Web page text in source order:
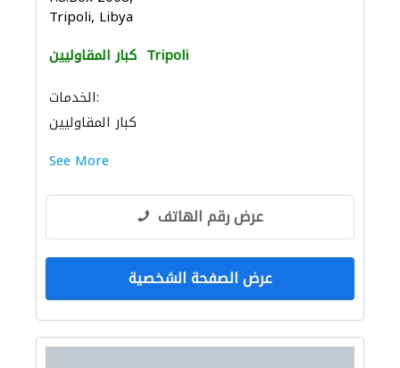
Tripoli, Libya
كبار المقاوليين Tripoli
الخدمات:
كبار المقاوليين
See More
عرض رقم الهاتف
عرض الصفحة الشخصية